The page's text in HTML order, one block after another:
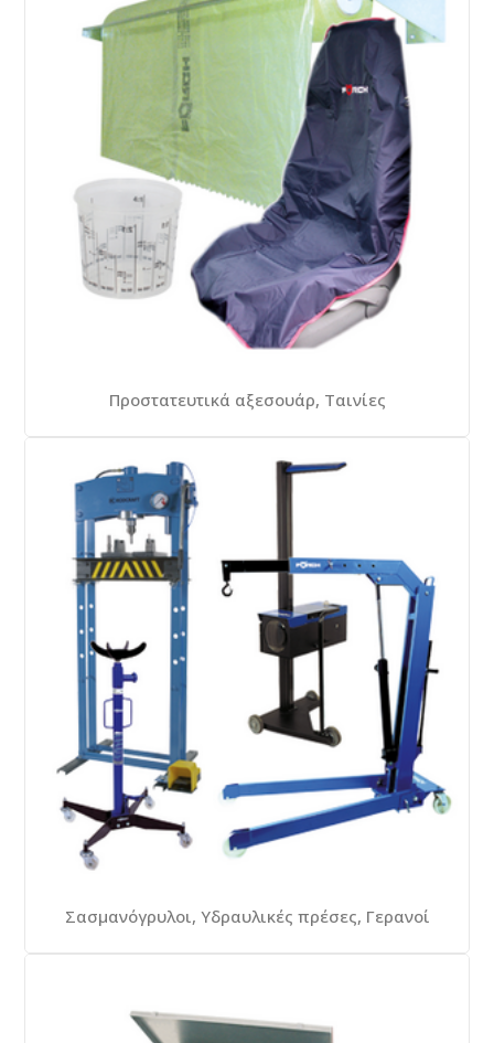
Προστατευτικά αξεσουάρ, Ταινίες
Σασμανόγρυλοι, Υδραυλικές πρέσες, Γερανοί